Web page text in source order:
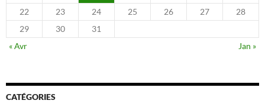
22
23 24 25 26 27
28
29
30
31
« Avr
Jan »
CATÉGORIES